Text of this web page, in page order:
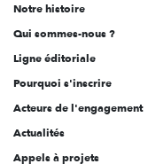
l'engagement
Notre histoire
Qui sommes-nous ?
Ligne éditoriale
Pourquoi s'inscrire
Acteurs de l'engagement
Actualités
Appels à projets